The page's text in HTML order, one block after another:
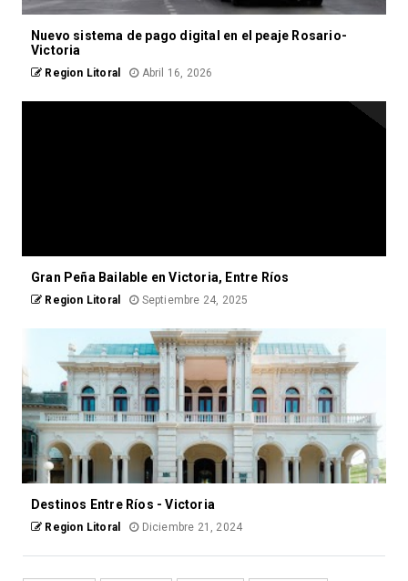
Nuevo sistema de pago digital en el peaje Rosario-
Victoria
Region Litoral Abril 16, 2026
Gran Peña Bailable en Victoria, Entre Ríos
Region Litoral Septiembre 24, 2025
Destinos Entre Ríos - Victoria
Region Litoral Diciembre 21, 2024